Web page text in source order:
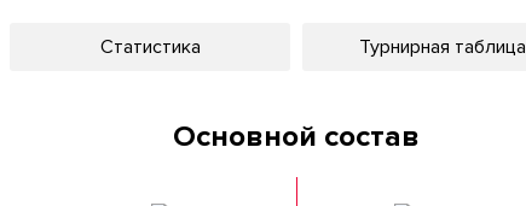
Статистика Турнирная таблица
Основной состав